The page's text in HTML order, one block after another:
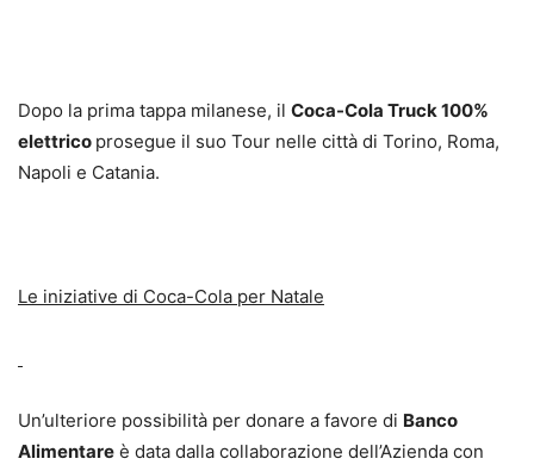
Dopo la prima tappa milanese, il Coca-Cola Truck 100%
elettrico prosegue il suo Tour nelle città di Torino, Roma,
Napoli e Catania.
Le iniziative di Coca-Cola per Natale
Un’ulteriore possibilità per donare a favore di Banco
Alimentare è data dalla collaborazione dell’Azienda con